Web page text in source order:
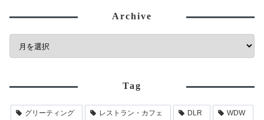
Archive
Tag
グリーティング レストラン・カフェ DLR WDW